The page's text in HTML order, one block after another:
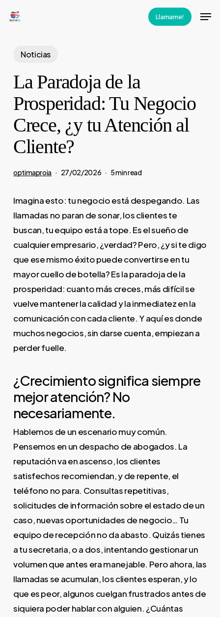
content
Llamame!
Noticias
La Paradoja de la
Prosperidad: Tu Negocio
Crece, ¿y tu Atención al
Cliente?
optimaproia 27/02/2026 5 min read
Imagina esto: tu negocio está despegando. Las
llamadas no paran de sonar, los clientes te
buscan, tu equipo está a tope. Es el sueño de
cualquier empresario, ¿verdad? Pero, ¿y si te digo
que ese mismo éxito puede convertirse en tu
mayor cuello de botella? Es la paradoja de la
prosperidad: cuanto más creces, más difícil se
vuelve mantener la calidad y la inmediatez en la
comunicación con cada cliente. Y aquí es donde
muchos negocios, sin darse cuenta, empiezan a
perder fuelle.
¿Crecimiento significa siempre
mejor atención? No
necesariamente.
Hablemos de un escenario muy común.
Pensemos en un despacho de abogados. La
reputación va en ascenso, los clientes
satisfechos recomiendan, y de repente, el
teléfono no para. Consultas repetitivas,
solicitudes de información sobre el estado de un
caso, nuevas oportunidades de negocio… Tu
equipo de recepción no da abasto. Quizás tienes
a tu secretaria, o a dos, intentando gestionar un
volumen que antes era manejable. Pero ahora, las
llamadas se acumulan, los clientes esperan, y lo
que es peor, algunos cuelgan frustrados antes de
siquiera poder hablar con alguien. ¿Cuántas